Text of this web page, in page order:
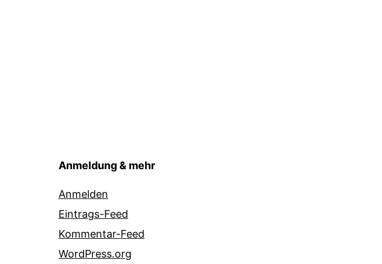
Anmeldung & mehr
Anmelden
Eintrags-Feed
Kommentar-Feed
WordPress.org